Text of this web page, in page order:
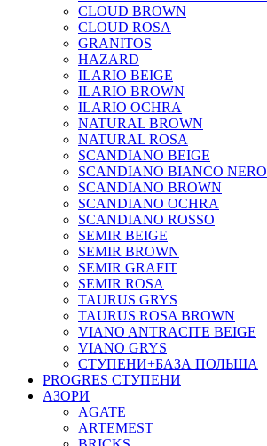
CLOUD BROWN
CLOUD ROSA
GRANITOS
HAZARD
ILARIO BEIGE
ILARIO BROWN
ILARIO OCHRA
NATURAL BROWN
NATURAL ROSA
SCANDIANO BEIGE
SCANDIANO BIANCO NERO
SCANDIANO BROWN
SCANDIANO OCHRA
SCANDIANO ROSSO
SEMIR BEIGE
SEMIR BROWN
SEMIR GRAFIT
SEMIR ROSA
TAURUS GRYS
TAURUS ROSA BROWN
VIANO ANTRACITE BEIGE
VIANO GRYS
СТУПЕНИ+БАЗА ПОЛЬША
PROGRES СТУПЕНИ
АЗОРИ
AGATE
ARTEMEST